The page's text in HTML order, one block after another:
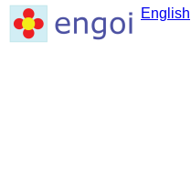
English